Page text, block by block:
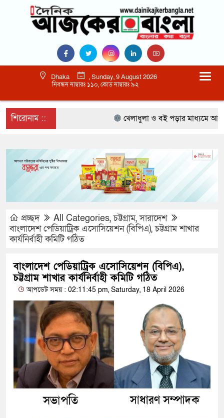
Dhaka
, Sunday, 9 August 2026
নিবন্ধন নাম্বারঃ ১১০, কোড নাম্বারঃ ৯২
শিরোনাম :: খেলাধুলা ও বই পড়ার মাধ্যমে আগামী
প্রচ্ছদ All Categories,চট্টগ্রাম,সারাদেশ
বাংলাদেশ পেডিয়াট্রিক এসোসিয়েশন (বিপিএ), চট্টগ্রাম শাখার
কার্যনির্বাহী কমিটি গঠিত
বাংলাদেশ পেডিয়াট্রিক এসোসিয়েশন (বিপিএ),
চট্টগ্রাম শাখার কার্যনির্বাহী কমিটি গঠিত
আপডেট সময় : 02:11:45 pm, Saturday, 18 April 2026